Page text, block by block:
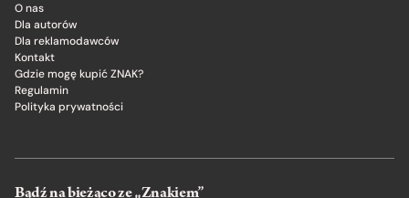
O nas
Dla autorów
Dla reklamodawców
Kontakt
Gdzie mogę kupić ZNAK?
Regulamin
Polityka prywatności
Bądź na bieżąco ze „Znakiem”